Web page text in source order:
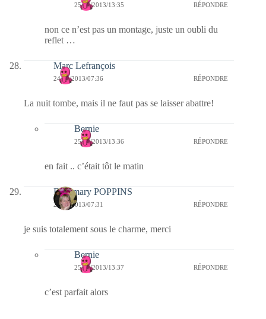
25/06/2013/13:35 RÉPONDRE
non ce n’est pas un montage, juste un oubli du
reflet …
Marc Lefrançois
24/06/2013/07:36 RÉPONDRE
La nuit tombe, mais il ne faut pas se laisser abattre!
Bernie
25/06/2013/13:36 RÉPONDRE
en fait .. c’était tôt le matin
Fabymary POPPINS
24/06/2013/07:31 RÉPONDRE
je suis totalement sous le charme, merci
Bernie
25/06/2013/13:37 RÉPONDRE
c’est parfait alors